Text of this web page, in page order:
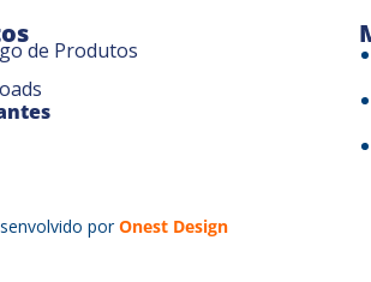
de Produtos
por Onest Design